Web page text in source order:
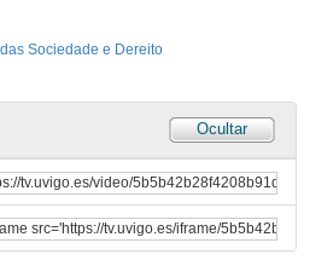
Sociedade e Dereito
Ocultar
Conferencia
Quenda de cuestións. As mulleres e a execución de penas privativas de liberdade
Quenda de cuestións
28 de mar. de 2016
Presentación de Antón Sánchez García